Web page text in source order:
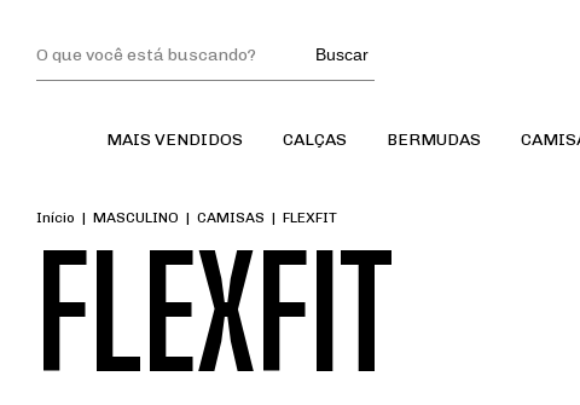
Buscar
MAIS VENDIDOS CALÇAS BERMUDAS
Início | MASCULINO | CAMISAS | FLEXFIT
FLEXFIT